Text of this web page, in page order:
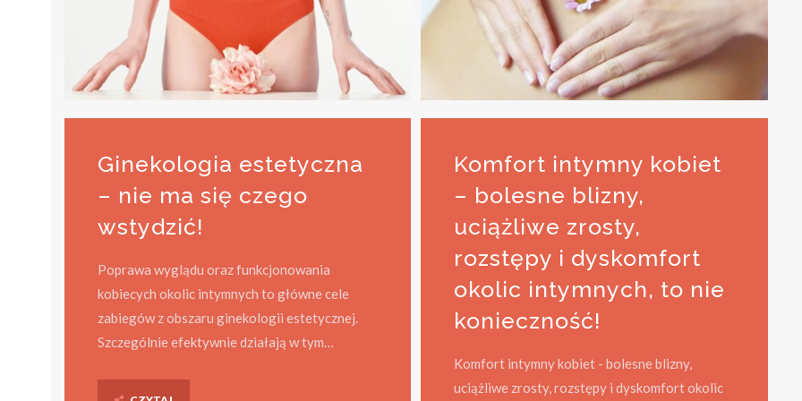
Ginekologia estetyczna
– nie ma się czego
wstydzić!
Poprawa wyglądu oraz funkcjonowania
kobiecych okolic intymnych to główne cele
zabiegów z obszaru ginekologii estetycznej.
Szczególnie efektywnie działają w tym…
Komfort intymny kobiet
– bolesne blizny,
uciążliwe zrosty,
rozstępy i dyskomfort
okolic intymnych, to nie
konieczność!
Komfort intymny kobiet - bolesne blizny,
uciążliwe zrosty, rozstępy i dyskomfort okolic